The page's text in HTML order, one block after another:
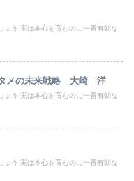
ょう 実は本心を育むのに一番有効な
メの未来戦略 大崎 洋
ょう 実は本心を育むのに一番有効な
ょう 実は本心を育むのに一番有効な